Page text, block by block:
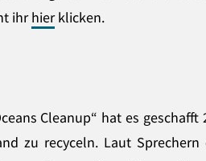
ihrhierklicken.
Cleanup“ hat es
zu recyceln. Laut